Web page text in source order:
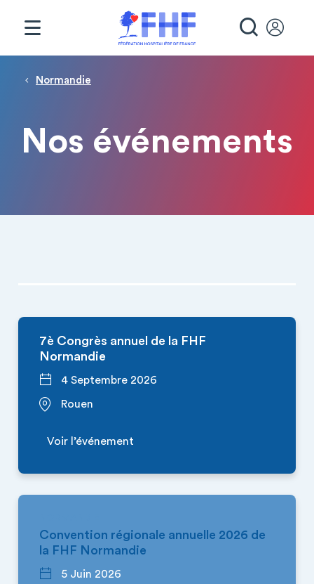
Fil d'Ariane
Normandie
Nos événements
7è Congrès annuel de la FHF
Normandie
4 Septembre 2026
Rouen
Voir l’événement
Convention régionale annuelle 2026 de
la FHF Normandie
5 Juin 2026
Panneau de gestion des cookies